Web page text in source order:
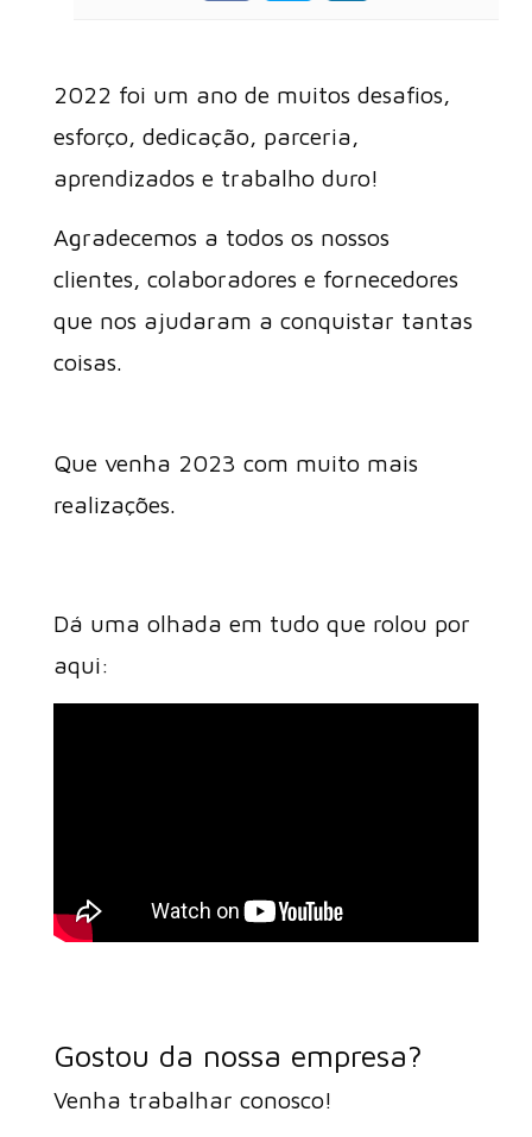
2022 foi um ano de muitos desafios,
esforço, dedicação, parceria,
aprendizados e trabalho duro!
Agradecemos a todos os nossos
clientes, colaboradores e fornecedores
que nos ajudaram a conquistar tantas
coisas.
Que venha 2023 com muito mais
realizações.
Dá uma olhada em tudo que rolou por
aqui:
Gostou da nossa empresa?
Venha trabalhar conosco!